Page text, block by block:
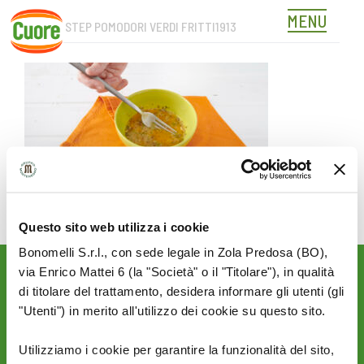
Questo sito web utilizza i cookie
Bonomelli S.r.l., con sede legale in Zola Predosa (BO),
via Enrico Mattei 6 (la "Società" o il "Titolare"), in qualità
di titolare del trattamento, desidera informare gli utenti (gli
"Utenti") in merito all'utilizzo dei cookie su questo sito.
Utilizziamo i cookie per garantire la funzionalità del sito,
Skip
MENU
CUORE_STEP POMODORI VERDI FRITTI1913
Rimani aggiornato sulle
novità del mondo Cuore: